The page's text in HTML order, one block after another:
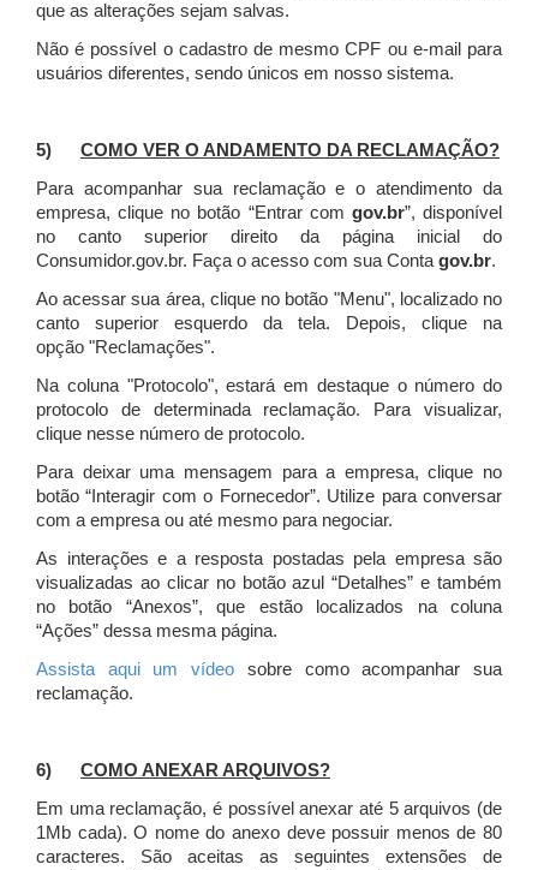
que as alterações sejam salvas.
Não é possível o cadastro de mesmo CPF ou e-mail para
usuários diferentes, sendo únicos em nosso sistema.
5) COMO VER O ANDAMENTO DA RECLAMAÇÃO?
Para acompanhar sua reclamação e o atendimento da
empresa, clique no botão “Entrar com gov.br”, disponível
no canto superior direito da página inicial do
Consumidor.gov.br. Faça o acesso com sua Contagov.br.
Ao acessar sua área, clique no botão "Menu", localizado no
canto superior esquerdo da tela. Depois, clique na
opção "Reclamações".
Na coluna "Protocolo", estará em destaque o número do
protocolo de determinada reclamação. Para visualizar,
clique nesse número de protocolo.
Para deixar uma mensagem para a empresa, clique no
botão “Interagir com o Fornecedor”. Utilize para conversar
com a empresa ou até mesmo para negociar.
As interações e a resposta postadas pela empresa são
visualizadas ao clicar no botão azul “Detalhes” e também
no botão “Anexos”, que estão localizados na coluna
“Ações” dessa mesma página.
Assista aqui um vídeo sobre como acompanhar sua
reclamação.
6) COMO ANEXAR ARQUIVOS?
Em uma reclamação, é possível anexar até 5 arquivos (de
1Mb cada). O nome do anexo deve possuir menos de 80
caracteres. São aceitas as seguintes extensões de